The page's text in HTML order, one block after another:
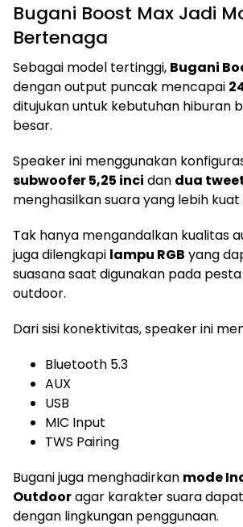
Bugani Boost Max Jadi
Bertenaga
Sebagai model tertinggi, Bugani
dengan output puncak mencapai
ditujukan untuk kebutuhan hiburan
besar.
Speaker ini menggunakan
subwoofer 5,25 inci dan dua
menghasilkan suara yang lebih
Tak hanya mengandalkan kualitas
juga dilengkapi lampu RGB yang
suasana saat digunakan pada
outdoor.
Dari sisi konektivitas, speaker ini
Bluetooth 5.3
AUX
USB
MIC Input
TWS Pairing
Bugani juga menghadirkan mode
Outdooragar karakter suara
dengan lingkungan penggunaan.